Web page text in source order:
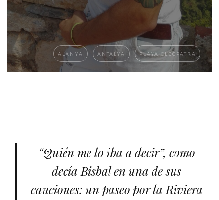
ALANYA ANTALYA PLAYA CLEOPATRA
“Quién me lo iba a decir”, como
decía Bisbal en una de sus
canciones: un paseo por la Riviera